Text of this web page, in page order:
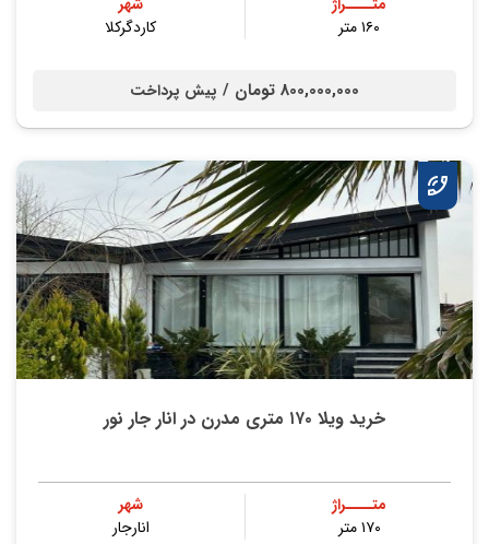
۱۶۰ متر
کاردگرکلا
800,000,000 تومان / پیش پرداخت
خرید ویلا ۱۷۰ متری مدرن در انار جار نور
متــــراژ
۱۷۰ متر
شهر
انارجار